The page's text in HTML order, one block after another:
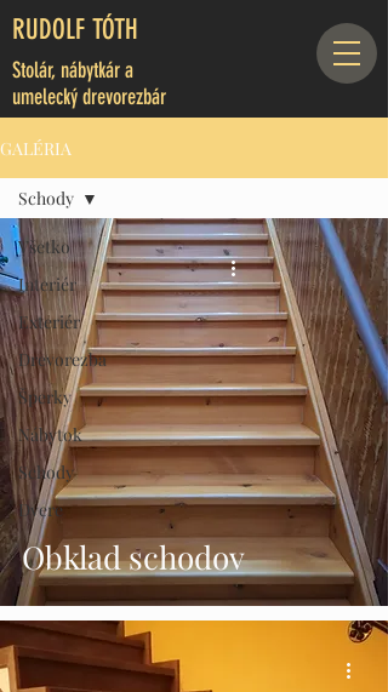
RUDOLF TÓTH
Stolár, nábytkár a
umelecký drevorezbár
GALÉRIA
Všetko
Interiér
Exteriér
Drevorezba
Šperky
Nábytok
Schody
Dvere
Schody
Obklad schodov